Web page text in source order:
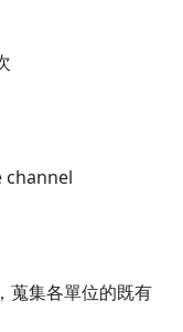
channel
蒐集各單位的既有